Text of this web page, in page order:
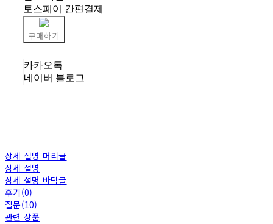
토스페이 간편결제
구매하기
카카오톡
네이버 블로그
상세 설명 머리글
상세 설명
상세 설명 바닥글
후기(0)
질문(10)
관련 상품